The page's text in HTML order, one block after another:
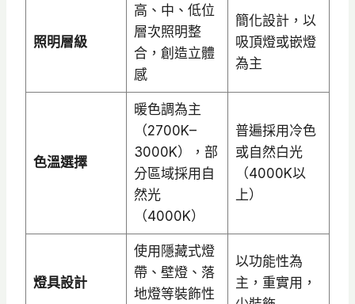
照明層級
高、中、低位
層次照明整
合，創造立體
感
簡化設計，以
吸頂燈或嵌燈
為主
色溫選擇
暖色調為主
（2700K–
3000K），部
分區域採用自
然光
（4000K）
普遍採用冷色
或自然白光
（4000K以
上）
燈具設計
使用隱藏式燈
帶、壁燈、落
地燈等裝飾性
以功能性為
主，重實用，